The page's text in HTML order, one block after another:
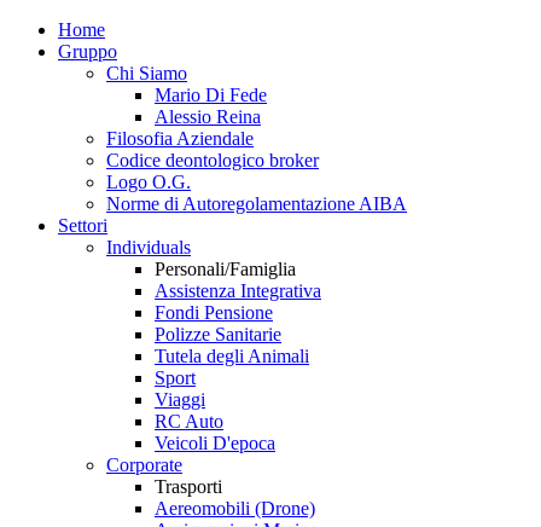
Home
Gruppo
Chi Siamo
Mario Di Fede
Alessio Reina
Filosofia Aziendale
Codice deontologico broker
Logo O.G.
Norme di Autoregolamentazione AIBA
Settori
Individuals
Personali/Famiglia
Assistenza Integrativa
Fondi Pensione
Polizze Sanitarie
Tutela degli Animali
Sport
Viaggi
RC Auto
Veicoli D'epoca
Corporate
Trasporti
Aereomobili (Drone)